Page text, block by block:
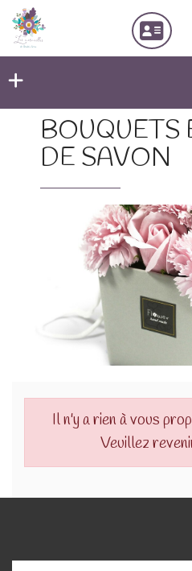
BOUQUETS
DE SAVON
Il n'y a rien à vous
Veuillez